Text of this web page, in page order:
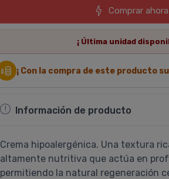
Comprar ahora
¡ Última unidad
¡ Con la compra de este producto
Información de producto
Crema hipoalergénica. Una textura
altamente nutritiva que actúa en
permitiendo la natural regeneración